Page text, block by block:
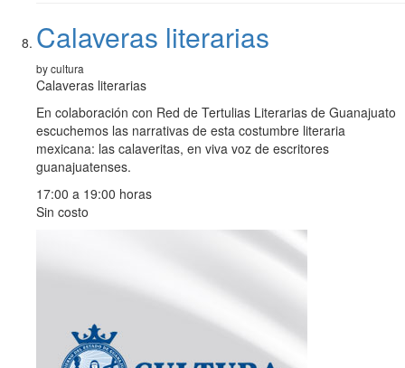
Calaveras literarias
by cultura
Calaveras literarias
En colaboración con Red de Tertulias Literarias de Guanajuato
escuchemos las narrativas de esta costumbre literaria
mexicana: las calaveritas, en viva voz de escritores
guanajuatenses.
17:00 a 19:00 horas
Sin costo